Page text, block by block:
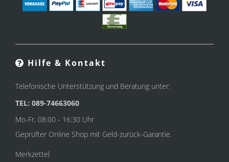
Hilfe & Kontakt
Telefonische Unterstützung und Beratung unter:
TEL: 089-74663060
Mo-Fr, 08:00 - 16:30 Uhr
Geprüfter Online Shop mit Geld-zurück-Garantie.
Merkzettel